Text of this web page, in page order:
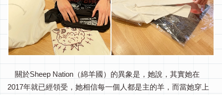
關於Sheep Nation（綿羊國）的異象是，她說，其實她在
2017年就已經領受，她相信每一個人都是主的羊，而當她穿上